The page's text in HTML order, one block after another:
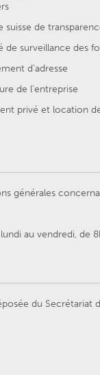
suisse de
de surveillance des
d’adresse
de l’entreprise
privé et location
générales
au vendredi, de
du Secrétariat